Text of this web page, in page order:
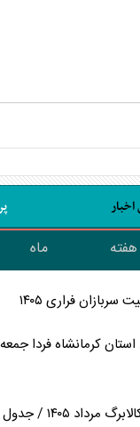
اخبار
هفته ماه
فراری ۱۴۰۵
تغییر زمان واریز